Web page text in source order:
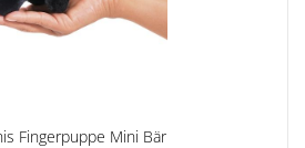
Fingerpuppe Mini Bär